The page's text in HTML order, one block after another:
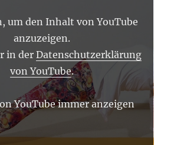
um den Inhalt von YouTube
anzuzeigen.
in derDatenschutzerklärung
von YouTube.
YouTube immer anzeigen